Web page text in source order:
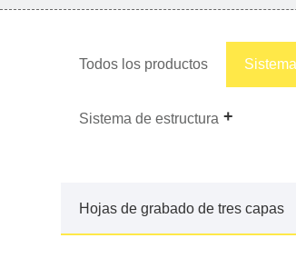
Todos los productos
Sistema de estructura
Hojas de grabado de tres capas